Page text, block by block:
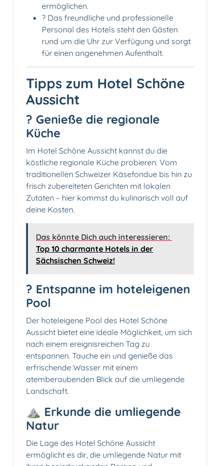
ermöglichen.
?️ Das freundliche und professionelle
Personal des Hotels steht den Gästen
rund um die Uhr zur Verfügung und sorgt
für einen angenehmen Aufenthalt.
Tipps zum Hotel Schöne
Aussicht
?️ Genieße die regionale
Küche
Im Hotel Schöne Aussicht kannst du die
köstliche regionale Küche probieren. Vom
traditionellen Schweizer Käsefondue bis hin zu
frisch zubereiteten Gerichten mit lokalen
Zutaten – hier kommst du kulinarisch voll auf
deine Kosten.
Das könnte Dich auch interessieren:
Top 10 charmante Hotels in der
Sächsischen Schweiz!
? Entspanne im hoteleigenen
Pool
Der hoteleigene Pool des Hotel Schöne
Aussicht bietet eine ideale Möglichkeit, um sich
nach einem ereignisreichen Tag zu
entspannen. Tauche ein und genieße das
erfrischende Wasser mit einem
atemberaubenden Blick auf die umliegende
Landschaft.
⛰️ Erkunde die umliegende
Natur
Die Lage des Hotel Schöne Aussicht
ermöglicht es dir, die umliegende Natur mit